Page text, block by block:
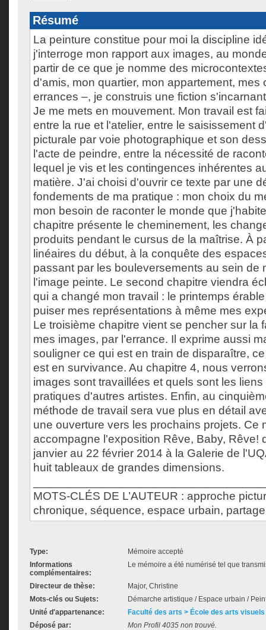
Résumé
La peinture constitue pour moi la discipline
j'interroge mon rapport aux images, au
partir de ce que je nomme des
d'amis, mon quartier, mon appartement, mes
errances –, je construis une fiction
Je me mets en mouvement. Mon travail est
entre la rue et l'atelier, entre le saisissement
picturale par voie photographique et son
l'acte de peindre, entre la nécessité de
lequel je vis et les contingences inhérentes
matière. J'ai choisi d'ouvrir ce texte par une
fondements de ma pratique : mon choix du
mon besoin de raconter le monde que
chapitre présente le cheminement, les
produits pendant le cursus de la maîtrise. À
linéaires du début, à la conquête des
passant par les bouleversements au sein de
l'image peinte. Le second chapitre viendra
qui a changé mon travail : le printemps
puiser mes représentations à même mes
Le troisième chapitre vient se pencher sur la
mes images, par l'errance. Il exprime aussi
souligner ce qui est en train de disparaître,
est en survivance. Au chapitre 4, nous
images sont travaillées et quels sont les
pratiques d'autres artistes. Enfin, au
méthode de travail sera vue plus en détail
une ouverture vers les prochains projets. Ce
accompagne l'exposition Rêve, Baby, Rêve!
janvier au 22 février 2014 à la Galerie de
huit tableaux de grandes dimensions.
MOTS-CLÉS DE L’AUTEUR : approche
chronique, séquence, espace urbain,
Type:
Mémoire accepté
Informations
complémentaires:
Le mémoire a été numérisé tel que
Directeur de thèse:
Major, Christine
Mots-clés ou Sujets:
Démarche artistique / Espace urbain /
Unité d'appartenance:
Faculté des arts > École des arts
Déposé par:
Mon Profil 4035 non trouvé.